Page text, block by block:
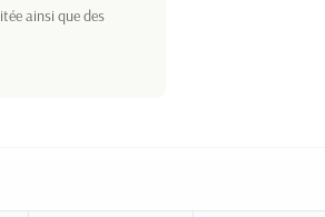
ainsi que des